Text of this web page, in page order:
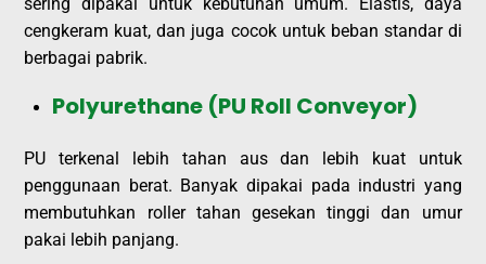
cengkeram kuat, dan juga cocok untuk beban standar di
berbagai pabrik.
Polyurethane (PU Roll Conveyor)
PU terkenal lebih tahan aus dan lebih kuat untuk
penggunaan berat. Banyak dipakai pada industri yang
membutuhkan roller tahan gesekan tinggi dan umur
pakai lebih panjang.